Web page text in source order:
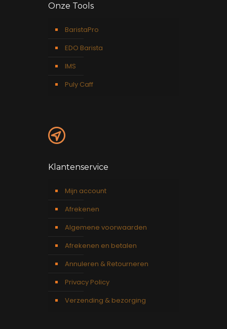
Onze Tools
BaristaPro
EDO Barista
IMS
Puly Caff
Klantenservice
Mijn account
Afrekenen
Algemene voorwaarden
Afrekenen en betalen
Annuleren & Retourneren
Privacy Policy
Verzending & bezorging